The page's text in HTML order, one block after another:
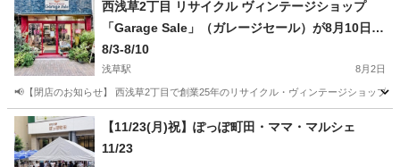
西浅草2丁目 リサイクル ヴィンテージショップ
「Garage Sale」（ガレージセール）が8月10日ま
で閉店セール＆フリーマーケットを開催中
8/3-8/10
浅草駅 8月2日
📢【閉店のお知らせ】 西浅草2丁目で創業25年のリサイクル・ヴィンテージショップ
東京 台東区 フリーマーケット
【11/23(月)祝】ぽっぽ町田・ママ・マルシェ
11/23